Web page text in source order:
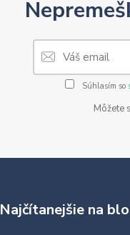
Súhlasím so
Môžete
Najčítanejšie na